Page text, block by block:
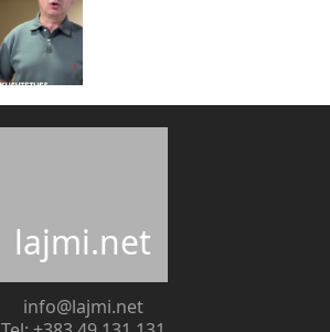
lajmi.net
info@lajmi.net